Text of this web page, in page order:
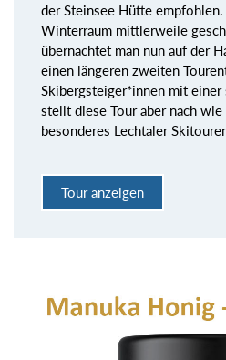
der Steinsee Hütte
Winterraum mittlerweile
übernachtet man nun auf der
einen längeren zweiten
Skibergsteiger*innen mit
stellt diese Tour aber nach
besonderes Lechtaler
Tour anzeigen